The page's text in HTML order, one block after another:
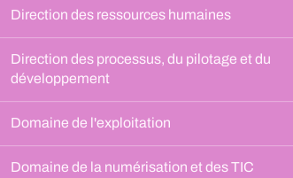
Direction des ressources humaines
Direction des processus, du pilotage et du
développement
Domaine de l'exploitation
Domaine de la numérisation et des TIC